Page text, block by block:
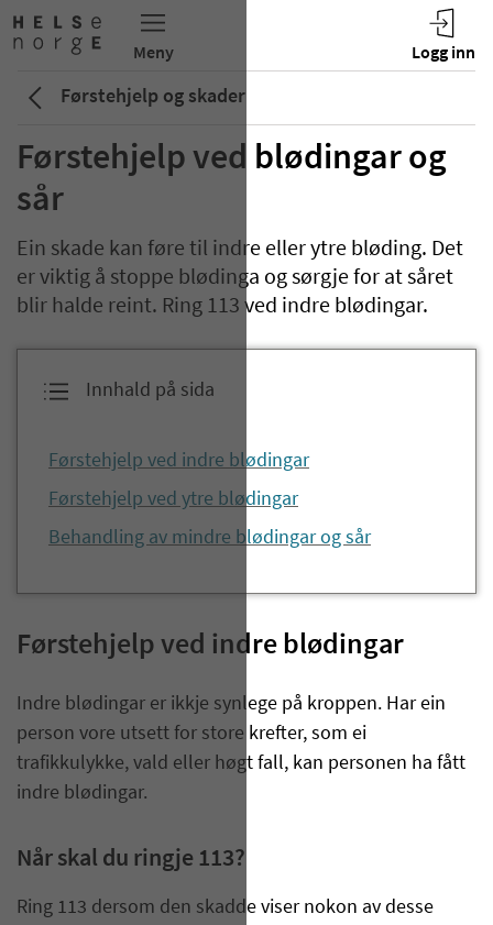
Førstehjelp og skader
Førstehjelp ved blødingar og
sår
Ein skade kan føre til indre eller ytre bløding. Det
er viktig å stoppe blødinga og sørgje for at såret
blir halde reint. Ring 113 ved indre blødingar.
Innhald på sida
Førstehjelp ved indre blødingar
Førstehjelp ved ytre blødingar
Behandling av mindre blødingar og sår
Førstehjelp ved indre blødingar
Indre blødingar er ikkje synlege på kroppen. Har ein
person vore utsett for store krefter, som ei
trafikkulykke, vald eller høgt fall, kan personen ha fått
indre blødingar.
Når skal du ringje 113?
Ring 113 dersom den skadde viser nokon av desse